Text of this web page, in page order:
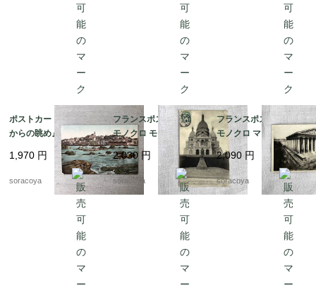
ポストカード 着彩 『海
からの眺め』 筆記あり
15PSa16-12
1,970 円
soracoya
フランスポストカード
モノクロ モンマルトル
サクレクール寺院 USE
D 12PScy1-5
2,030円
soracoya
フランスポストカード
モノクロ マドレーヌ寺
院 yvon USED 12PScy
1-7
2,090円
soracoya